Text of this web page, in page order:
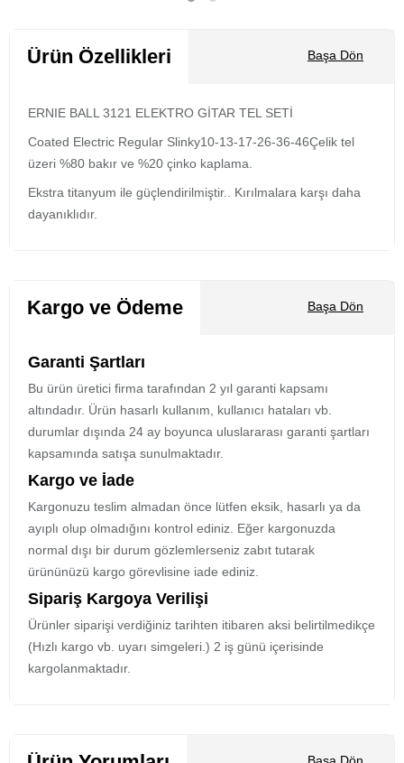
Ürün Özellikleri Başa Dön
ERNIE BALL 3121 ELEKTRO GİTAR TEL SETİ
Coated Electric Regular Slinky10-13-17-26-36-46Çelik tel
üzeri %80 bakır ve %20 çinko kaplama.
Ekstra titanyum ile güçlendirilmiştir.. Kırılmalara karşı daha
dayanıklıdır.
Kargo ve Ödeme Başa Dön
Garanti Şartları
Bu ürün üretici firma tarafından 2 yıl garanti kapsamı
altındadır. Ürün hasarlı kullanım, kullanıcı hataları vb.
durumlar dışında 24 ay boyunca uluslararası garanti şartları
kapsamında satışa sunulmaktadır.
Kargo ve İade
Kargonuzu teslim almadan önce lütfen eksik, hasarlı ya da
ayıplı olup olmadığını kontrol ediniz. Eğer kargonuzda
normal dışı bir durum gözlemlerseniz zabıt tutarak
ürününüzü kargo görevlisine iade ediniz.
Sipariş Kargoya Verilişi
Ürünler siparişi verdiğiniz tarihten itibaren aksi belirtilmedikçe
(Hızlı kargo vb. uyarı simgeleri.) 2 iş günü içerisinde
kargolanmaktadır.